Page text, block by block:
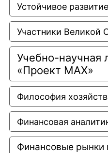
Устойчивое развитие
Участники Великой
Учебно-научная
«Проект МАХ»
Философия
Финансовая
Финансовые рынки